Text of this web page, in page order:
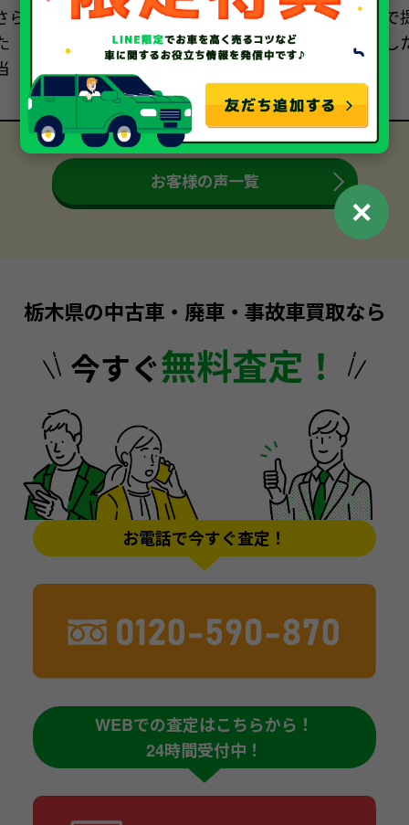
お客様の声一覧
栃木県の中古車・廃車・事故車買取なら
今すぐ無料査定！
お電話で今すぐ査定！
WEBでの査定はこちらから！
24時間受付中！
✕